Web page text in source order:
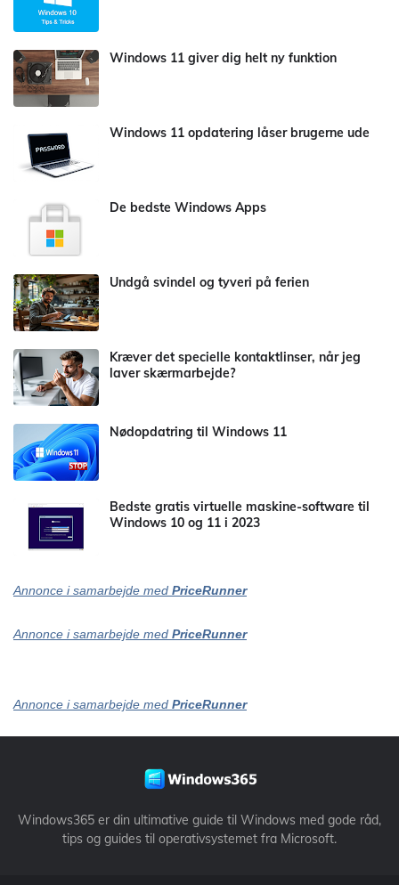
Windows 11 giver dig helt ny funktion
Windows 11 opdatering låser brugerne ude
De bedste Windows Apps
Undgå svindel og tyveri på ferien
Kræver det specielle kontaktlinser, når jeg
laver skærmarbejde?
Nødopdatring til Windows 11
Bedste gratis virtuelle maskine-software til
Windows 10 og 11 i 2023
Annonce i samarbejde med PriceRunner
Annonce i samarbejde med PriceRunner
Annonce i samarbejde med PriceRunner
Windows365 er din ultimative guide til Windows med gode råd,
tips og guides til operativsystemet fra Microsoft.